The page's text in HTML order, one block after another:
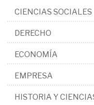
CIENCIAS SOCIALES
DERECHO
ECONOMÍA
EMPRESA
HISTORIA Y